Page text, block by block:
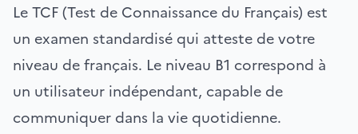
Le TCF (Test de Connaissance du Français) est
un examen standardisé qui atteste de votre
niveau de français. Le niveau B1 correspond à
un utilisateur indépendant, capable de
communiquer dans la vie quotidienne.